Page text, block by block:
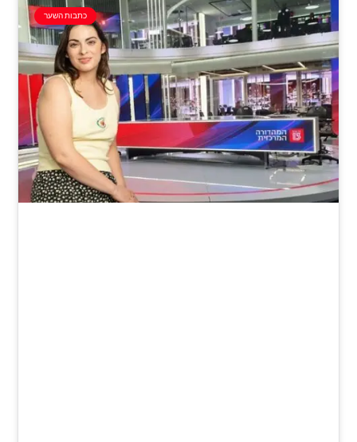
כתבות השער